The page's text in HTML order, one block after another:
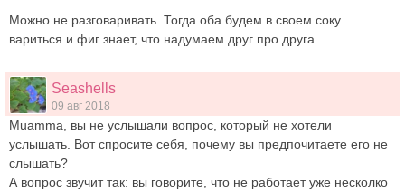
Можно не разговаривать. Тогда оба будем в своем соку
вариться и фиг знает, что надумаем друг про друга.
Seashells
09 авг 2018
Muamma, вы не услышали вопрос, который не хотели
услышать. Вот спросите себя, почему вы предпочитаете его не
слышать?
А вопрос звучит так: вы говорите, что не работает уже несколко